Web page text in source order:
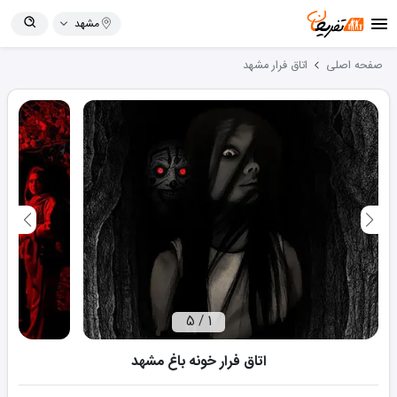
مشهد
صفحه اصلی اتاق فرار مشهد
1
/
5
اتاق فرار خونه باغ مشهد